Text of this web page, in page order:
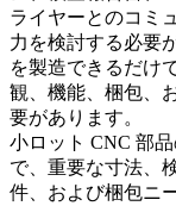
ライヤーとのコミ
力を検討する必要
を製造できるだけ
観、機能、梱包、
要があります。
小ロット CNC 部
で、重要な寸法、
件、および梱包ニ